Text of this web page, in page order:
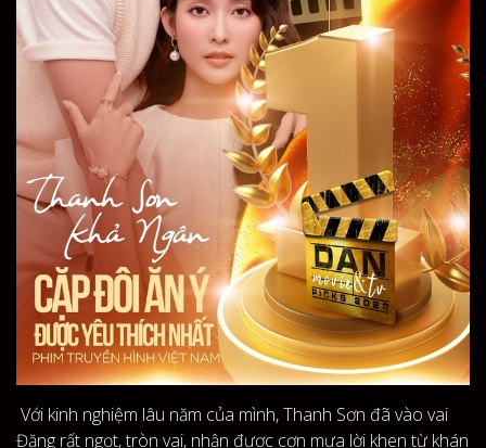
Với kinh nghiệm lâu năm của mình, Thanh Sơn đã vào vai
Đăng rất ngọt, tròn vai, nhận được cơn mưa lời khen từ khán